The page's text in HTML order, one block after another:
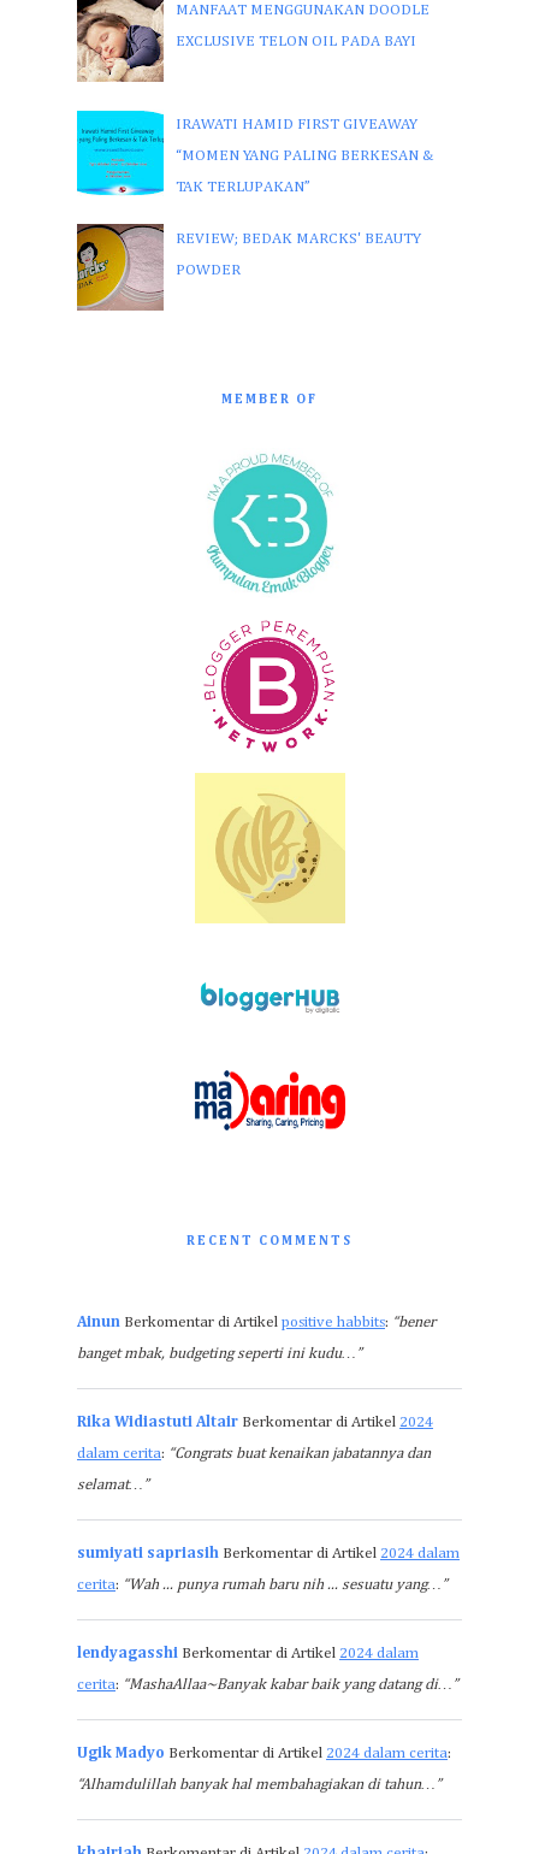
MANFAAT MENGGUNAKAN DOODLE
EXCLUSIVE TELON OIL PADA BAYI
IRAWATI HAMID FIRST GIVEAWAY
“MOMEN YANG PALING BERKESAN &
TAK TERLUPAKAN”
REVIEW; BEDAK MARCKS' BEAUTY
POWDER
MEMBER OF
RECENT COMMENTS
Ainun Berkomentar di Artikel positive habbits: “bener
banget mbak, budgeting seperti ini kudu…”
Rika Widiastuti Altair Berkomentar di Artikel 2024
dalam cerita: “Congrats buat kenaikan jabatannya dan
selamat…”
sumiyati sapriasih Berkomentar di Artikel 2024 dalam
cerita: “Wah ... punya rumah baru nih ... sesuatu yang…”
lendyagasshi Berkomentar di Artikel 2024 dalam
cerita: “MashaAllaa~Banyak kabar baik yang datang di…”
Ugik Madyo Berkomentar di Artikel 2024 dalam cerita:
“Alhamdulillah banyak hal membahagiakan di tahun…”